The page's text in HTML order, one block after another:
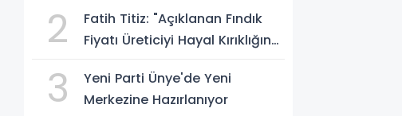
2
Fatih Titiz: "Açıklanan Fındık
Fiyatı Üreticiyi Hayal Kırıklığına
3
Yeni Parti Ünye'de Yeni
Merkezine Hazırlanıyor